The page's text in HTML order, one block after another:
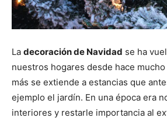
La decoración de Navidad se ha
nuestros hogares desde hace
más se extiende a estancias que
ejemplo el jardín. En una época era
interiores y restarle importancia al